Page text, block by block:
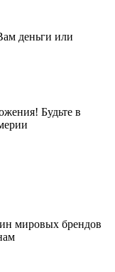
деньги или
Будьте в
мировых брендов